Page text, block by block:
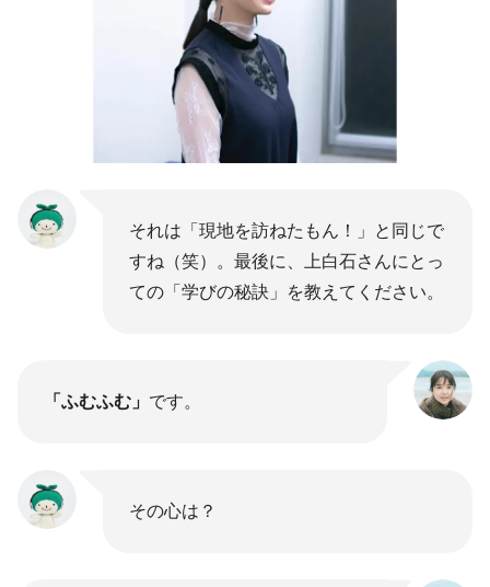
それは「現地を訪ねたもん！」と同じで
すね（笑）。最後に、上白石さんにとっ
ての「学びの秘訣」を教えてください。
「ふむふむ」 です。
その心は？